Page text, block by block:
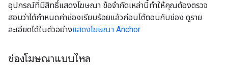
อุปกรณ์ที่มีสิทธิ์แสดงโฆษณา ข้อจํากัดเหล่านี้ทําให้คุณต้องตรวจ
สอบว่าได้กําหนดค่าช่องเรียบร้อยแล้วก่อนโต้ตอบกับช่อง ดูราย
ละเอียดได้ในตัวอย่างแสดงโฆษณา Anchor
ช่องโฆษณาแบบไหล